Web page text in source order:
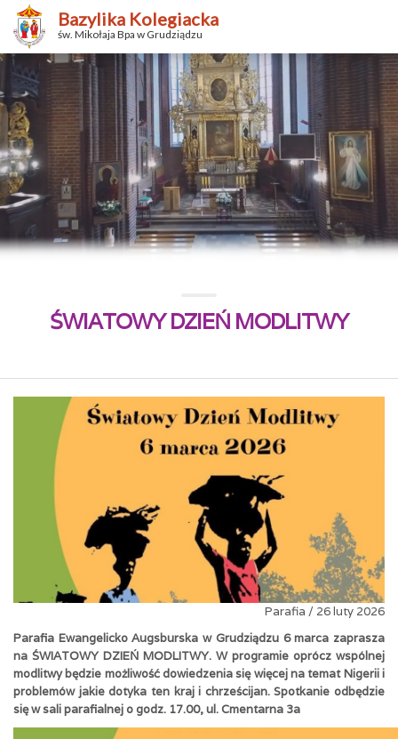
Bazylika Kolegiacka
św. Mikołaja Bpa w Grudziądzu
ŚWIATOWY DZIEŃ MODLITWY
Parafia / 26 luty 2026
Parafia Ewangelicko Augsburska w Grudziądzu 6 marca zaprasza
na ŚWIATOWY DZIEŃ MODLITWY. W programie oprócz wspólnej
modlitwy będzie możliwość dowiedzenia się więcej na temat Nigerii i
problemów jakie dotyka ten kraj i chrześcijan. Spotkanie odbędzie
się w sali parafialnej o godz. 17.00, ul. Cmentarna 3a